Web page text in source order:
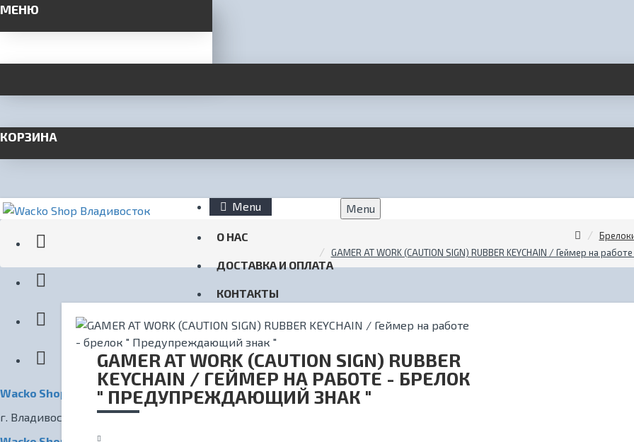
МЕНЮ
КОРЗИНА
Wacko Shop Владивосток
г. Владивосток, ул. Светланская, 7
Menu
О НАС
ДОСТАВКА И ОПЛАТА
КОНТАКТЫ
КИНОТЕАТР
Menu
GAMER AT WORK (CAUTION SIGN) RUBBER KEYCHAIN / Геймер на
GAMER AT WORK (CAUTION SIGN) RUBBER
KEYCHAIN / ГЕЙМЕР НА РАБОТЕ - БРЕЛОК
" ПРЕДУПРЕЖДАЮЩИЙ ЗНАК "